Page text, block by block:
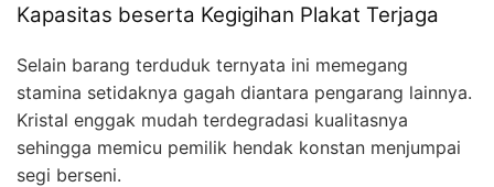
Kapasitas beserta Kegigihan Plakat Terjaga
Selain barang terduduk ternyata ini memegang
stamina setidaknya gagah diantara pengarang lainnya.
Kristal enggak mudah terdegradasi kualitasnya
sehingga memicu pemilik hendak konstan menjumpai
segi berseni.